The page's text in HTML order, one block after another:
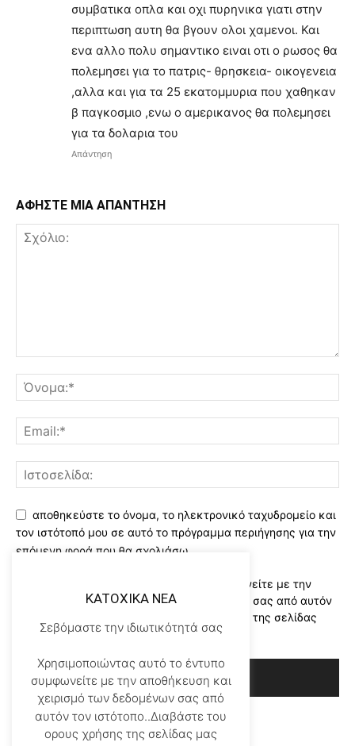
συμβατικα οπλα και οχι πυρηνικα γιατι στην
περιπτωση αυτη θα βγουν ολοι χαμενοι. Και
ενα αλλο πολυ σημαντικο ειναι οτι ο ρωσος θα
πολεμησει για το πατρις- θρησκεια- οικογενεια
,αλλα και για τα 25 εκατομμυρια που χαθηκαν
β παγκοσμιο ,ενω ο αμερικανος θα πολεμησει
για τα δολαρια του
Απάντηση
ΑΦΗΣΤΕ ΜΙΑ ΑΠΑΝΤΗΣΗ
αποθηκεύστε το όνομα, το ηλεκτρονικό ταχυδρομείο και
τον ιστότοπό μου σε αυτό το πρόγραμμα περιήγησης για την
επόμενη φορά που θα σχολιάσω.
Χρησιμοποιώντας αυτό το έντυπο συμφωνείτε με την
αποθήκευση και χειρισμό των δεδομένων σας από αυτόν
τον ιστότοπο..Διαβάστε του ορους χρήσης της σελίδας
μας*
KATOXIKA NEA
Σεβόμαστε την ιδιωτικότητά σας
Χρησιμοποιώντας αυτό το έντυπο
συμφωνείτε με την αποθήκευση και
χειρισμό των δεδομένων σας από
αυτόν τον ιστότοπο..Διαβάστε του
ορους χρήσης της σελίδας μας